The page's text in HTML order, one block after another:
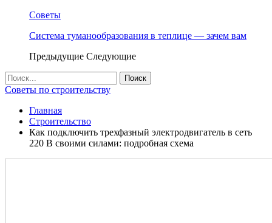
Советы
Система туманообразования в теплице — зачем вам
Предыдущие Следующие
Советы по строительству
Главная
Строительство
Как подключить трехфазный электродвигатель в сеть
220 В своими силами: подробная схема